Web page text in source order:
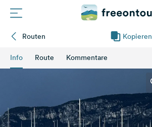
Routen Kopieren
Info Route Kommentare